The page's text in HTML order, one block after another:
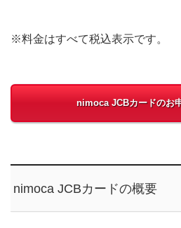
※料金はすべて税込表示です。
nimoca JCBカードのお
nimoca JCBカードの概要